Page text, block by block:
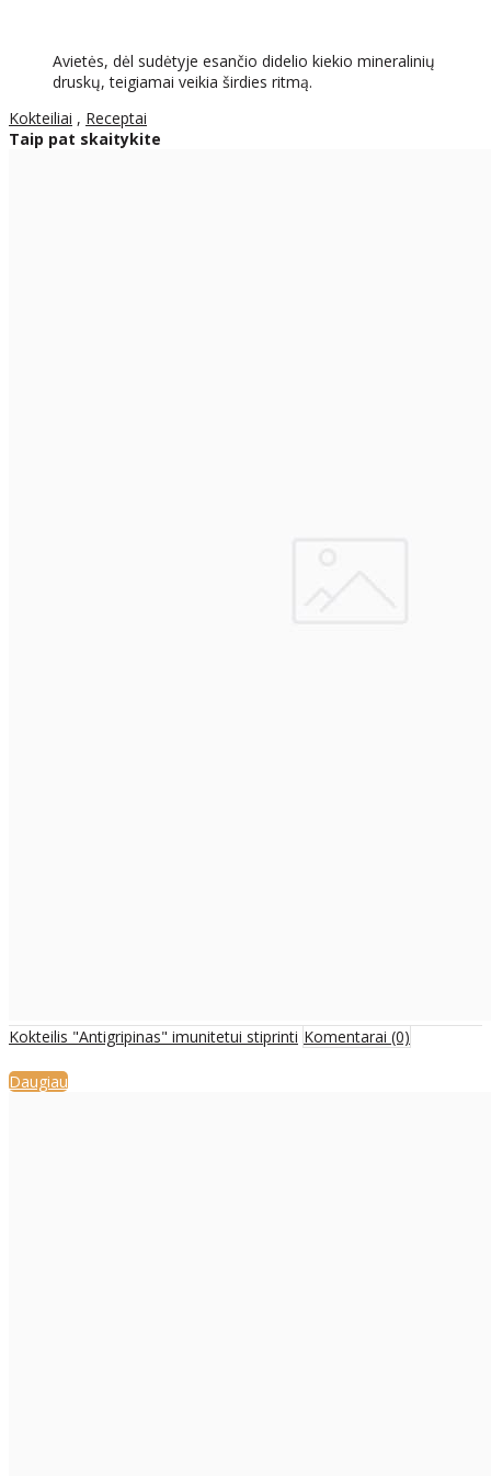
Avietės, dėl sudėtyje esančio didelio kiekio mineralinių
druskų, teigiamai veikia širdies ritmą.
Kokteiliai , Receptai
Taip pat skaitykite
Kokteilis "Antigripinas" imunitetui stiprinti Komentarai (0)
Daugiau